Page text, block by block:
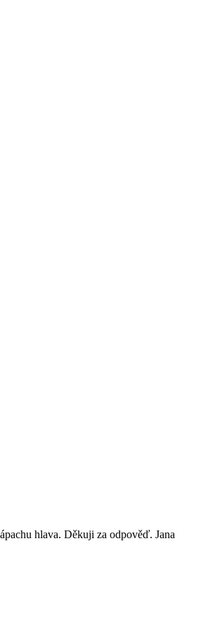
hlava. Děkuji za odpověď. Jana